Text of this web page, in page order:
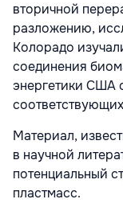
вторичной
разложению,
Колорадо
соединения
энергетики США
Материал,
в научной
потенциальный
пластмасс.